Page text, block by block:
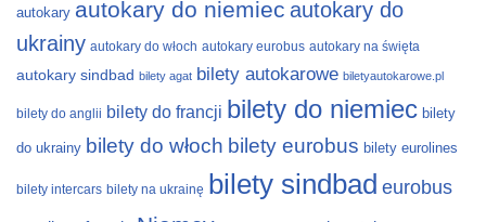
autokary autokary do niemiec autokary do
ukrainy autokary do włoch autokary eurobus autokary na święta
autokary sindbad bilety agat bilety autokarowe biletyautokarowe.pl
bilety do anglii bilety do francji bilety do niemiec bilety
do ukrainy bilety do włoch bilety eurobus bilety eurolines
bilety intercars bilety na ukrainę bilety sindbad eurobus